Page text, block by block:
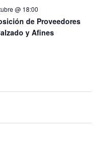
@ 18:00
de Proveedores
y Afines